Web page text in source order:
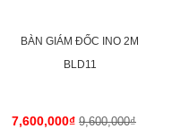
BÀN GIÁM ĐỐC INO 2M
BLD11
7,600,000₫ 9,600,000₫